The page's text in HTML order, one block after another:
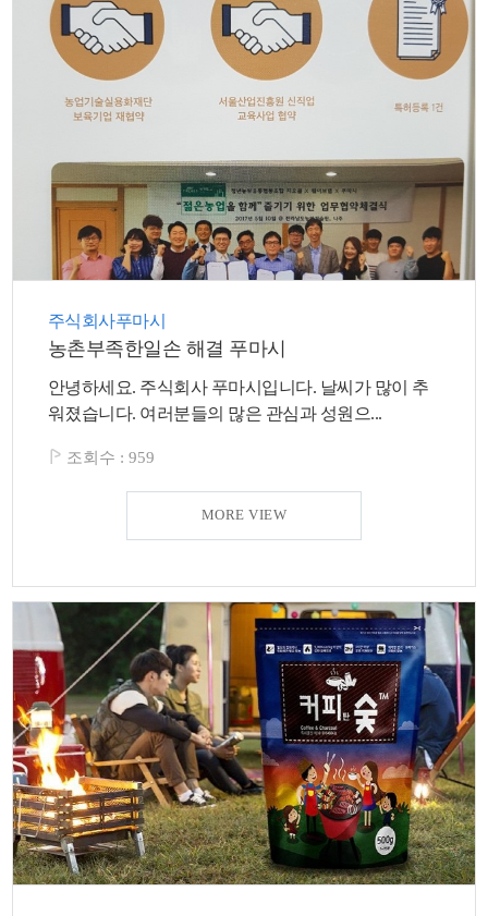
주식회사푸마시
농촌부족한일손 해결 푸마시
안녕하세요. 주식회사 푸마시입니다. 날씨가 많이 추
워졌습니다. 여러분들의 많은 관심과 성원으...
조회수 : 959
MORE VIEW